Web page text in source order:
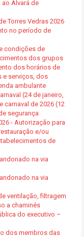
ao Alvará de
Torres Vedras 2026
no período de
condições de
dos grupos
dos horários de
e serviços, dos
ambulante
(24 de janeiro,
carnaval de 2026 (12
segurança
- Autorização para
e/ou
de
na via
na via
ventilação, filtragem
a chaminés
do executivo –
dos membros das